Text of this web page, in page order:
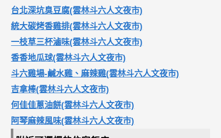
台北深坑臭豆腐(雲林斗六人文夜市)
統大碳烤香雞排(雲林斗六人文夜市)
一枝草三杯滷味(雲林斗六人文夜市)
香香地瓜球(雲林斗六人文夜市)
斗六雞場-鹹水雞、麻辣雞(雲林斗六人文夜市)
吉拿棒(雲林斗六人文夜市)
何佳佳蔥油餅(雲林斗六人文夜市)
阿琴麻辣風味(雲林斗六人文夜市)